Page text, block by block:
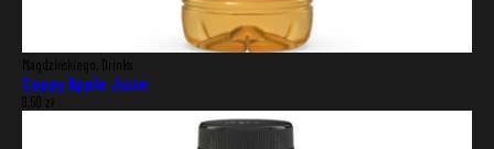
Magdzińskiego, Drinks
Cappy Apple Juice
9,50 zł